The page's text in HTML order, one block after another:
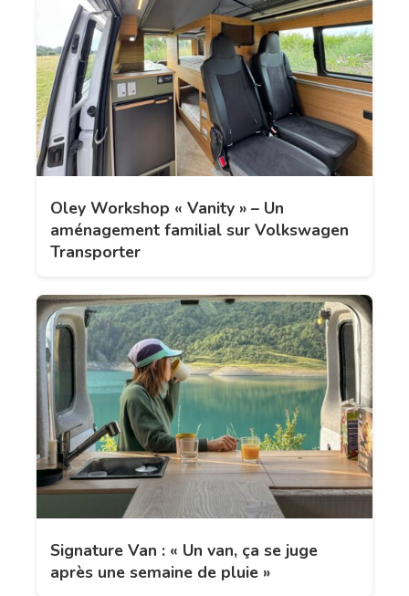
Oley Workshop « Vanity » – Un
aménagement familial sur Volkswagen
Transporter
Signature Van : « Un van, ça se juge
après une semaine de pluie »